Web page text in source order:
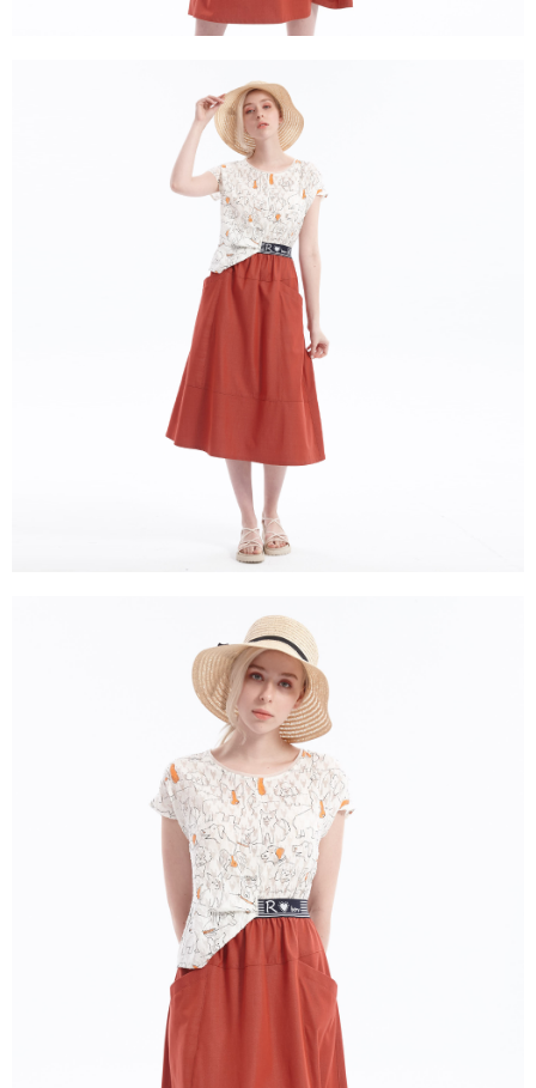
https://aftee.tw/terms/#terms3
３．未成年的使用者請事先徵得法定代理人或監護人之同意方可使用
４．使用「AFTEE先享後付」時，將依據個別帳號之用戶狀況，依本公司即
時審查核予不同之上限額度；若仍有額度不足之情形，本公司將視審查結果
請求用戶進行身份認證。
５．嚴禁一人註冊多個帳號或使用他人資訊註冊。若發現惡意使用之情形，
恩沛科技股份有限公司將有權停止該用戶之使用額度並採取法律行動。